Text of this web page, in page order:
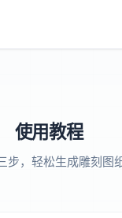
使用教程
步，轻松生成雕刻图